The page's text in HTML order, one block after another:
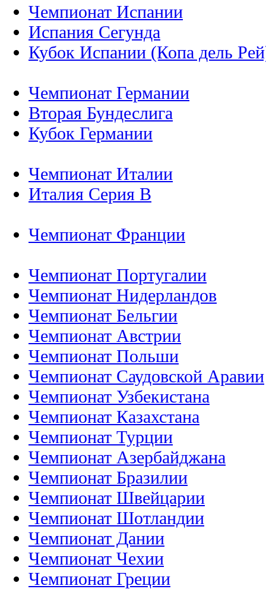
Чемпионат Испании
Испания Сегунда
Кубок Испании (Копа дель
Чемпионат Германии
Вторая Бундеслига
Кубок Германии
Чемпионат Италии
Италия Серия B
Чемпионат Франции
Чемпионат Португалии
Чемпионат Нидерландов
Чемпионат Бельгии
Чемпионат Австрии
Чемпионат Польши
Чемпионат Саудовской Аравии
Чемпионат Узбекистана
Чемпионат Казахстана
Чемпионат Турции
Чемпионат Азербайджана
Чемпионат Бразилии
Чемпионат Швейцарии
Чемпионат Шотландии
Чемпионат Дании
Чемпионат Чехии
Чемпионат Греции